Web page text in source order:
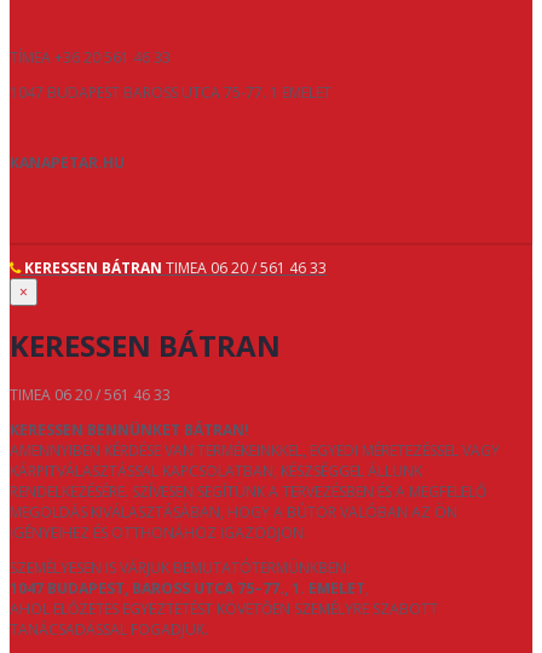
TÍMEA +36 20 561 46 33
1047 BUDAPEST BAROSS UTCA 75-77. 1 EMELET
KANAPETAR.HU
KERESSEN BÁTRAN TIMEA 06 20 / 561 46 33
×
KERESSEN BÁTRAN
TIMEA 06 20 / 561 46 33
KERESSEN BENNÜNKET BÁTRAN!
AMENNYIBEN KÉRDÉSE VAN TERMÉKEINKKEL, EGYEDI MÉRETEZÉSSEL VAGY
KÁRPITVÁLASZTÁSSAL KAPCSOLATBAN, KÉSZSÉGGEL ÁLLUNK
RENDELKEZÉSÉRE. SZÍVESEN SEGÍTÜNK A TERVEZÉSBEN ÉS A MEGFELELŐ
MEGOLDÁS KIVÁLASZTÁSÁBAN, HOGY A BÚTOR VALÓBAN AZ ÖN
IGÉNYEIHEZ ÉS OTTHONÁHOZ IGAZODJON.
SZEMÉLYESEN IS VÁRJUK BEMUTATÓTERMÜNKBEN:
1047 BUDAPEST, BAROSS UTCA 75–77., 1. EMELET,
AHOL ELŐZETES EGYEZTETÉST KÖVETŐEN SZEMÉLYRE SZABOTT
TANÁCSADÁSSAL FOGADJUK.